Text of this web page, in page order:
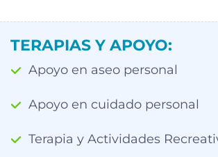
TERAPIAS Y APOYO:
Apoyo en aseo personal
Apoyo en cuidado personal
Terapia y Actividades